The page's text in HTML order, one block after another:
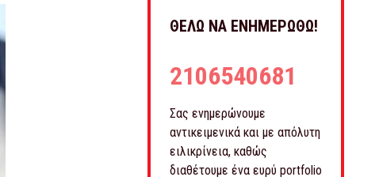
ΘΕΛΩ ΝΑ ΕΝΗΜΕΡΩΘΩ!
2106540681
Σας ενημερώνουμε
αντικειμενικά και με απόλυτη
ειλικρίνεια, καθώς
διαθέτουμε ένα ευρύ portfolio